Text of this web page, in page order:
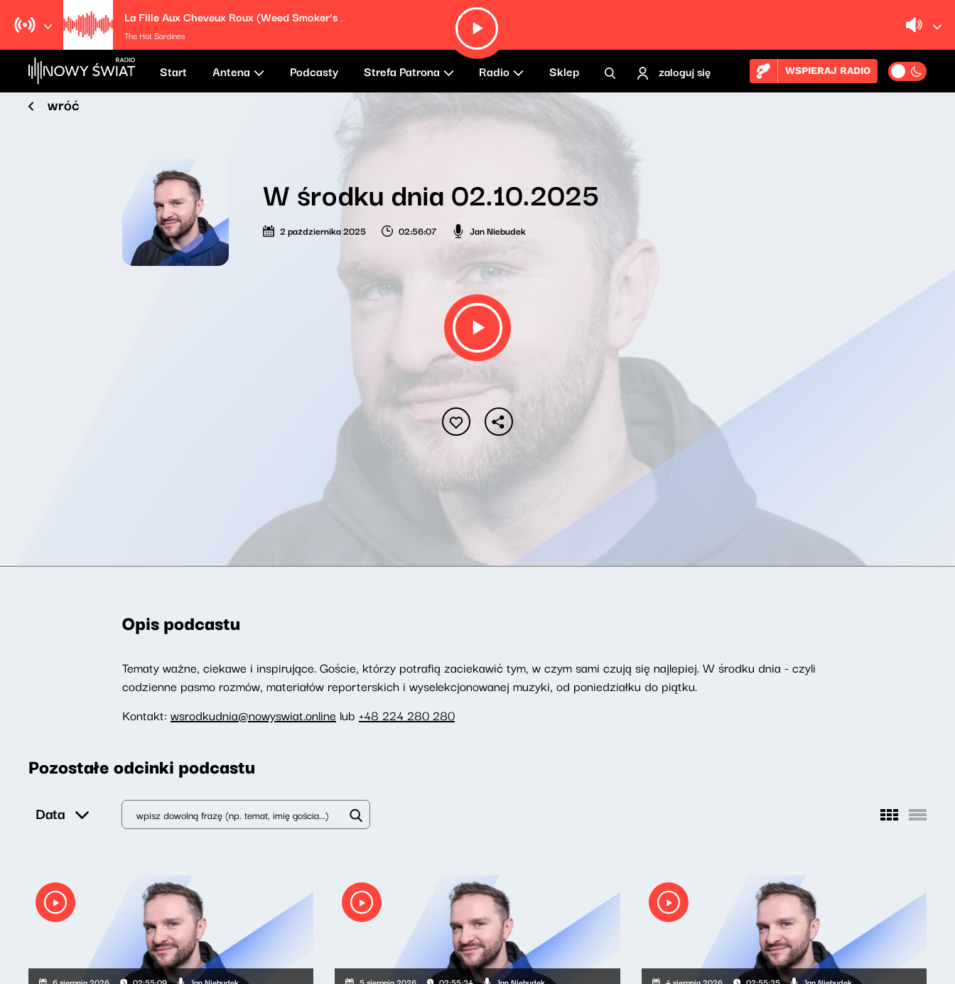
La Fille Aux Cheveux Roux (Weed Smoker’s Dream)
The Hot Sardines
Start Antena Podcasty Strefa Patrona Radio Sklep zaloguj się WSPIERAJ RADIO
wróć
W środku dnia 02.10.2025
2 października 2025 02:56:07 Jan Niebudek
Opis podcastu
Tematy ważne, ciekawe i inspirujące. Goście, którzy potrafią zaciekawić tym, w czym sami czują się najlepiej. W środku dnia - czyli
codzienne pasmo rozmów, materiałów reporterskich i wyselekcjonowanej muzyki, od poniedziałku do piątku.
Kontakt: wsrodkudnia@nowyswiat.online lub +48 224 280 280
Pozostałe odcinki podcastu
Data